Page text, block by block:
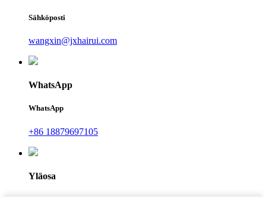
Sähköposti
wangxin@jxhairui.com
WhatsApp
WhatsApp
+86 18879697105
Yläosa